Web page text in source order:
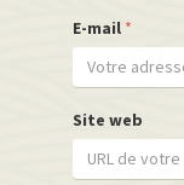
E-mail *
Site web